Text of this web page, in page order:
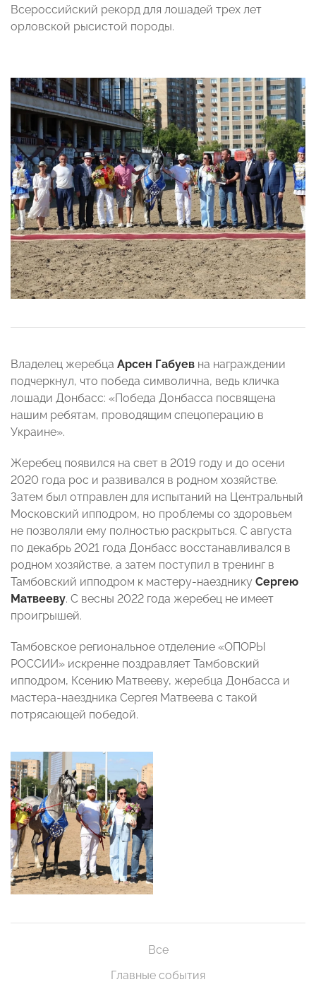
Всероссийский рекорд для лошадей трех лет
орловской рысистой породы.
Владелец жеребца Арсен Габуев на награждении
подчеркнул, что победа символична, ведь кличка
лошади Донбасс: «Победа Донбасса посвящена
нашим ребятам, проводящим спецоперацию в
Украине».
Жеребец появился на свет в 2019 году и до осени
2020 года рос и развивался в родном хозяйстве.
Затем был отправлен для испытаний на Центральный
Московский ипподром, но проблемы со здоровьем
не позволяли ему полностью раскрыться. С августа
по декабрь 2021 года Донбасс восстанавливался в
родном хозяйстве, а затем поступил в тренинг в
Тамбовский ипподром к мастеру-наезднику Сергею
Матвееву. С весны 2022 года жеребец не имеет
проигрышей.
Тамбовское региональное отделение «ОПОРЫ
РОССИИ» искренне поздравляет Тамбовский
ипподром, Ксению Матвееву, жеребца Донбасса и
мастера-наездника Сергея Матвеева с такой
потрясающей победой.
Все
Главные события